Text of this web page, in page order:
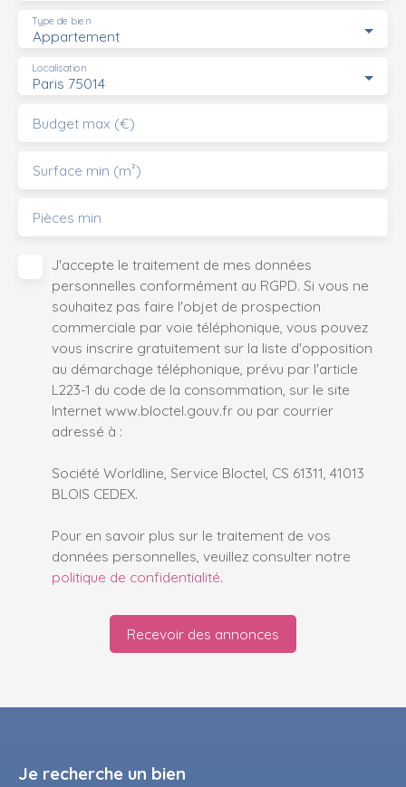
Appartement
Type de bien
Paris 75014
Localisation
Budget max (€)
Surface min (m²)
Pièces min
J'accepte le traitement de mes données
personnelles conformément au RGPD. Si vous ne
souhaitez pas faire l'objet de prospection
commerciale par voie téléphonique, vous pouvez
vous inscrire gratuitement sur la liste d'opposition
au démarchage téléphonique, prévu par l'article
L223-1 du code de la consommation, sur le site
Internet www.bloctel.gouv.fr ou par courrier
adressé à :
Société Worldline, Service Bloctel, CS 61311, 41013
BLOIS CEDEX.
Pour en savoir plus sur le traitement de vos
données personnelles, veuillez consulter notre
politique de confidentialité.
Recevoir des annonces
Je recherche un bien